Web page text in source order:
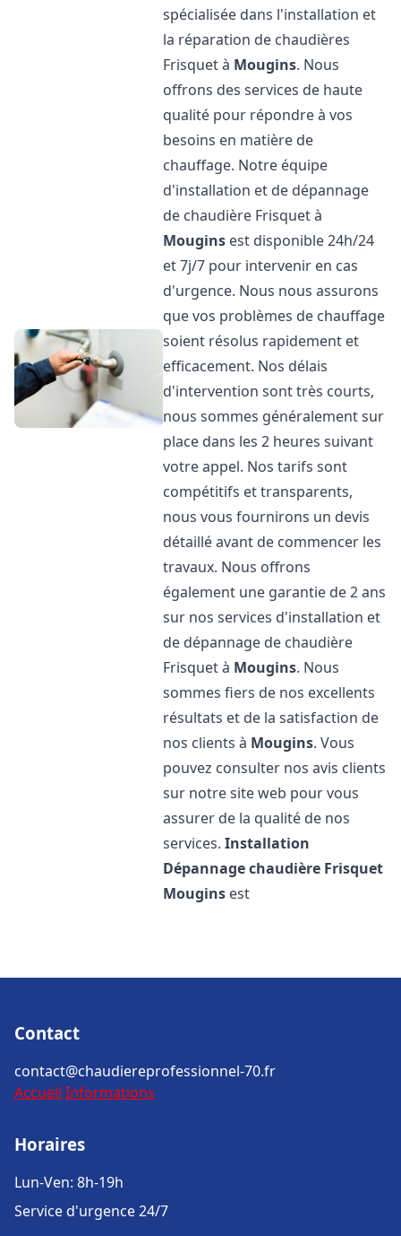
spécialisée dans l'installation et
la réparation de chaudières
Frisquet à Mougins. Nous
offrons des services de haute
qualité pour répondre à vos
besoins en matière de
chauffage. Notre équipe
d'installation et de dépannage
de chaudière Frisquet à
Mougins est disponible 24h/24
et 7j/7 pour intervenir en cas
d'urgence. Nous nous assurons
que vos problèmes de chauffage
soient résolus rapidement et
efficacement. Nos délais
d'intervention sont très courts,
nous sommes généralement sur
place dans les 2 heures suivant
votre appel. Nos tarifs sont
compétitifs et transparents,
nous vous fournirons un devis
détaillé avant de commencer les
travaux. Nous offrons
également une garantie de 2 ans
sur nos services d'installation et
de dépannage de chaudière
Frisquet à Mougins. Nous
sommes fiers de nos excellents
résultats et de la satisfaction de
nos clients à Mougins. Vous
pouvez consulter nos avis clients
sur notre site web pour vous
assurer de la qualité de nos
services.Installation
Dépannage chaudière Frisquet
Mougins est
Contact
contact@chaudiereprofessionnel-70.fr
Accueil Informations
Horaires
Lun-Ven: 8h-19h
Service d'urgence 24/7